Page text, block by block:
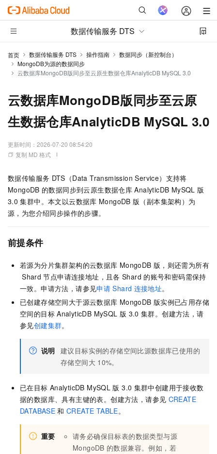
数据传输服务 DTS
首页 数据传输服务 DTS 操作指南
数据同步（新控制台）
MongoDB为源的数据同步
云数据库MongoDB版同步至云原生数据仓库AnalyticDB MySQL 3.0
云数据库MongoDB版同步至云原
生数据仓库AnalyticDB MySQL 3.0
更新时间： 2026-07-20 08:54:20
复制 MD 格式
数据传输服务 DTS（Data Transmission Service）支持将
MongoDB 的数据同步到云原生数据仓库 AnalyticDB MySQL 版
3.0 集群中。本文以云数据库 MongoDB 版 （副本集架构）为
源，为您介绍同步操作的步骤。
前提条件
若源为分片集群架构的云数据库 MongoDB 版 ，则还需为所有
Shard 节点申请连接地址，且各 Shard 的账号和密码需保持
一致。申请方法，请参见申请 Shard 连接地址。
已创建存储空间大于源云数据库 MongoDB 版实例已占用存储
空间的目标 AnalyticDB MySQL 版 3.0 集群。创建方法，请
参见创建集群。
说明 建议目标实例的存储空间比源数据库已使用的
存储空间大 10%。
已在目标 AnalyticDB MySQL 版 3.0 集群中创建用于接收数
据的数据库、具有主键的表。创建方法，请参见 CREATE
DATABASE 和 CREATE TABLE。
重要
请务必确保目标表的数据类型与源
MongoDB 的数据兼容。例如，若